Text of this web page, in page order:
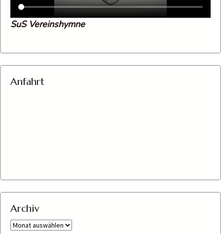
SuS Vereinshymne
Anfahrt
Archiv
Archiv